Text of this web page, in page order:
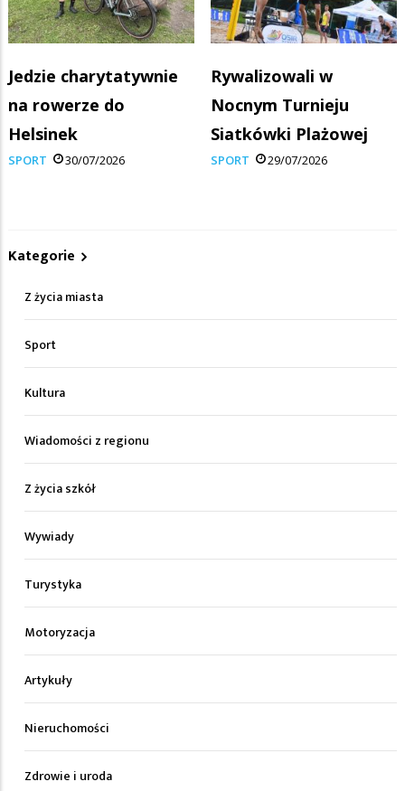
Jedzie charytatywnie
na rowerze do
Helsinek
SPORT 30/07/2026
Rywalizowali w
Nocnym Turnieju
Siatkówki Plażowej
SPORT 29/07/2026
Kategorie
Z życia miasta
Sport
Kultura
Wiadomości z regionu
Z życia szkół
Wywiady
Turystyka
Motoryzacja
Artykuły
Nieruchomości
Zdrowie i uroda